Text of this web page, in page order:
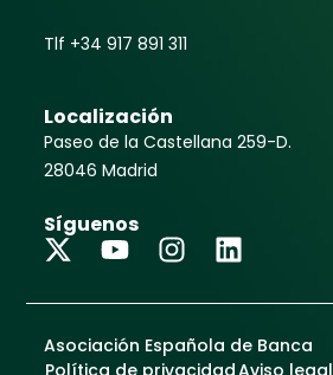
Tlf +34 917 891 311
Localización
Paseo de la Castellana 259-D.
28046 Madrid
Síguenos
Asociación Española de Banca
Política de privacidad Aviso legal